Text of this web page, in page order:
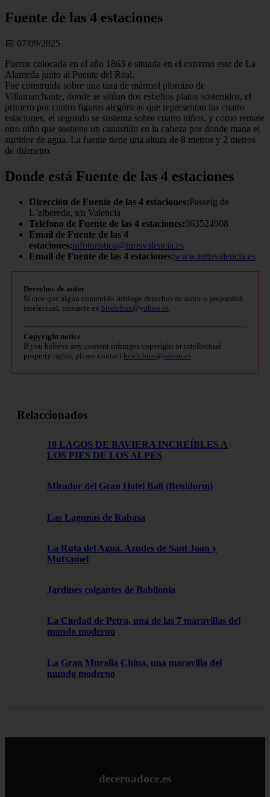
Fuente de las 4 estaciones
📅 07/09/2025
Fuente colocada en el año 1863 e situada en el extremo este de La
Alameda junto al Puente del Real.
Fue construida sobre una taza de mármol plomizo de
Villamarchante, donde se sitúan dos esbeltos platos sostenidos, el
primero por cuatro figuras alegóricas que representan las cuatro
estaciones, el segundo se sustenta sobre cuatro niños, y como remate
otro niño que sostiene un canastillo en la cabeza por donde mana el
surtidor de agua. La fuente tiene una altura de 8 metros y 2 metros
de diámetro.
Donde está Fuente de las 4 estaciones
Dirección de Fuente de las 4 estaciones:Passeig de
L`albereda, s/n Valencia
Teléfono de Fuente de las 4 estaciones:963524908
Email de Fuente de las 4
estaciones:infoturistica@turisvalencia.es
Email de Fuente de las 4 estaciones:www.turisvalencia.es
Derechos de autor
Si cree que algún contenido infringe derechos de autor o propiedad
intelectual, contacte en bitelchux@yahoo.es
Copyright notice
If you believe any content infringes copyright or intellectual
property rights, please contact bitelchux@yahoo.es
Relaccionados
10 LAGOS DE BAVIERA INCREÍBLES A
LOS PIES DE LOS ALPES
Mirador del Gran Hotel Bali (Benidorm)
Las Lagunas de Rabasa
La Ruta del Agua. Azudes de Sant Joan y
Mutxamel
Jardines colgantes de Babilonia
La Ciudad de Petra, una de las 7 maravillas del
mundo moderno
La Gran Muralla China, una maravilla del
mundo moderno
deceroadoce.es